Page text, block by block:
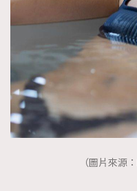
（圖片來源：